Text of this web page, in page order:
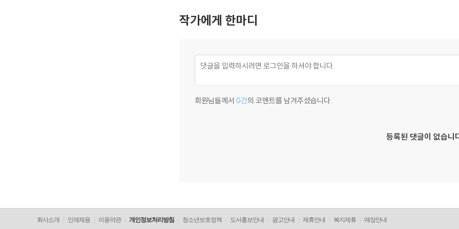
작가에게 한마디
회원님들께서 0건의 코멘트를 남겨주셨습니다.
등록된 댓글이 없습니
회사소개 인재채용 이용약관 개인정보처리방침 청소년보호정책 도서홍보안내 광고안내 제휴안내 복지제휴 매장안내